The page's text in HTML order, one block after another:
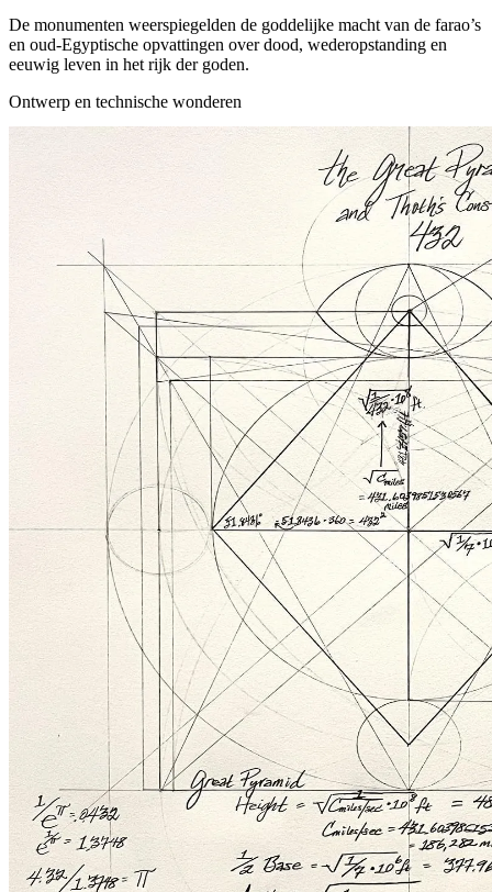
De monumenten weerspiegelden de goddelijke macht van de farao’s
en oud-Egyptische opvattingen over dood, wederopstanding en
eeuwig leven in het rijk der goden.
Ontwerp en technische wonderen